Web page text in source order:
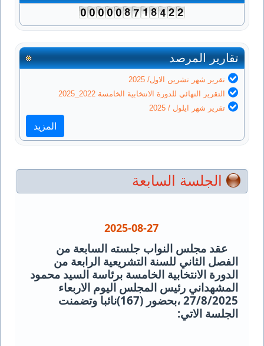
تقارير المرصد
تقرير شهر تشرين الاول/ 2025
التقرير النهائي للدورة الانتخابية الخامسة 2022_2025
تقرير شهر ايلول / 2025
المزيد
الجلسة السابعة
2025-08-27
عقد مجلس النواب جلسته السابعة من
الفصل الثاني للسنة التشريعية الرابعة من
الدورة الانتخابية الخامسة برئاسة السيد محمود
المشهداني رئيس المجلس اليوم الاربعاء
27/8/2025 ،بحضور (167)نائبا وتضمنت
الجلسة الاتي: